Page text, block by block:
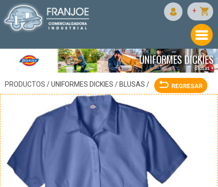
+
UNIFORMES DICKIES
Blusas •
PRODUCTOS /UNIFORMES DICKIES / BLUSAS / REGRESAR